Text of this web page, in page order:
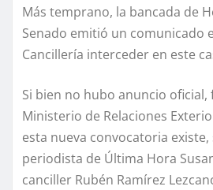
Más temprano, la bancada de
Senado emitió un comunicado
Cancillería interceder en este
Si bien no hubo anuncio oficial,
Ministerio de Relaciones
esta nueva convocatoria
periodista de Última Hora
canciller Rubén Ramírez